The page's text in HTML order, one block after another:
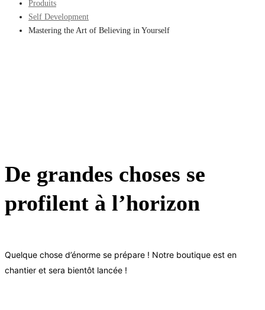
Produits
Self Development
Mastering the Art of Believing in Yourself
De grandes choses se
profilent à l’horizon
Quelque chose d’énorme se prépare ! Notre boutique est en
chantier et sera bientôt lancée !